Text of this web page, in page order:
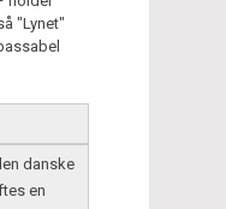
"Lynet"
danske
en